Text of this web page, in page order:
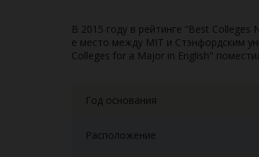
В 2015 году в рейтинге “Best Colleges
е место между MIT и Стэнфордским
Colleges for a Major in English "
Год основания
Расположение